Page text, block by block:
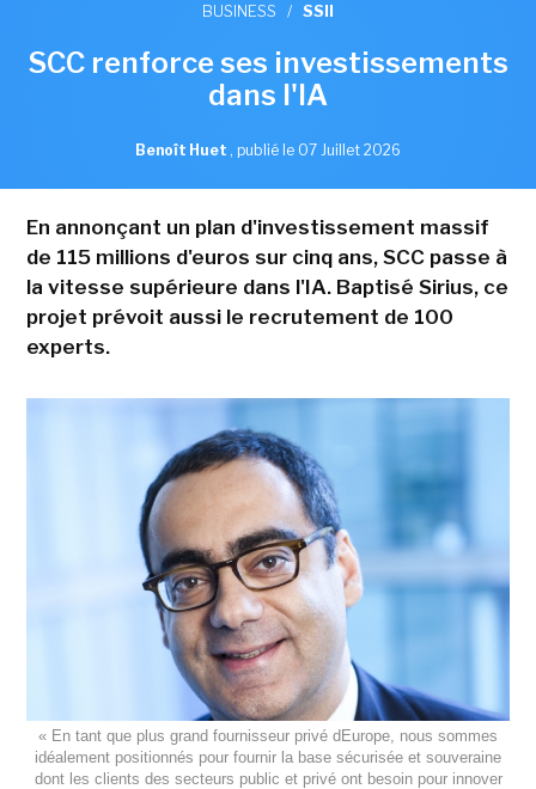
BUSINESS / SSII
SCC renforce ses investissements
dans l'IA
Benoît Huet , publié le 07 Juillet 2026
En annonçant un plan d'investissement massif
de 115 millions d'euros sur cinq ans, SCC passe à
la vitesse supérieure dans l'IA. Baptisé Sirius, ce
projet prévoit aussi le recrutement de 100
experts.
« En tant que plus grand fournisseur privé dEurope, nous sommes
idéalement positionnés pour fournir la base sécurisée et souveraine
dont les clients des secteurs public et privé ont besoin pour innover